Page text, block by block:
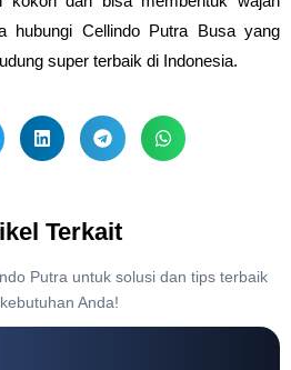
hubungi Cellindo Putra Busa yang
super terbaik di Indonesia.
Terkait
Putra untuk solusi dan tips terbaik
Anda!